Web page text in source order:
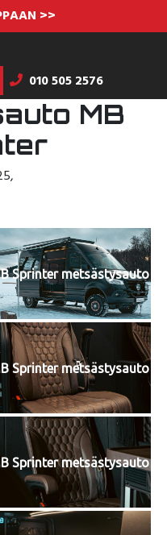
>>
010 505 2576
MB
,
Sprinter metsästysauto
Sprinter metsästysauto
Sprinter metsästysauto